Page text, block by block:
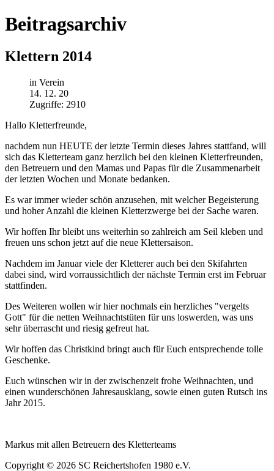
Beitragsarchiv
Klettern 2014
in Verein
14. 12. 20
Zugriffe: 2910
Hallo Kletterfreunde,
nachdem nun HEUTE der letzte Termin dieses Jahres stattfand, will
sich das Kletterteam ganz herzlich bei den kleinen Kletterfreunden,
den Betreuern und den Mamas und Papas für die Zusammenarbeit
der letzten Wochen und Monate bedanken.
Es war immer wieder schön anzusehen, mit welcher Begeisterung
und hoher Anzahl die kleinen Kletterzwerge bei der Sache waren.
Wir hoffen Ihr bleibt uns weiterhin so zahlreich am Seil kleben und
freuen uns schon jetzt auf die neue Klettersaison.
Nachdem im Januar viele der Kletterer auch bei den Skifahrten
dabei sind, wird vorraussichtlich der nächste Termin erst im Februar
stattfinden.
Des Weiteren wollen wir hier nochmals ein herzliches "vergelts
Gott" für die netten Weihnachtstüten für uns loswerden, was uns
sehr überrascht und riesig gefreut hat.
Wir hoffen das Christkind bringt auch für Euch entsprechende tolle
Geschenke.
Euch wünschen wir in der zwischenzeit frohe Weihnachten, und
einen wunderschönen Jahresausklang, sowie einen guten Rutsch ins
Jahr 2015.
Markus mit allen Betreuern des Kletterteams
Copyright © 2026 SC Reichertshofen 1980 e.V.